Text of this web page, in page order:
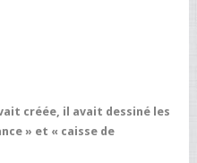
créée, il avait dessiné les
» et « caisse de